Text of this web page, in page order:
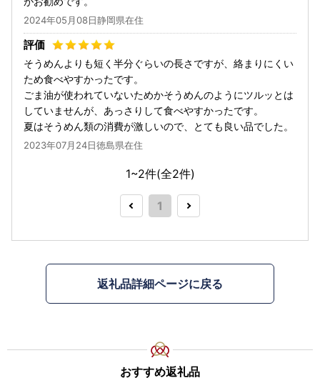
2024年05月08日静岡県在住
そうめんよりも短く半分ぐらいの長さですが、絡まりにくい
ため食べやすかったです。
ごま油が使われていないためかそうめんのようにツルッとは
していませんが、あっさりして食べやすかったです。
夏はそうめん類の消費が激しいので、とても良い品でした。
2023年07月24日徳島県在住
1~2件(全2件)
1
返礼品詳細ページに戻る
おすすめ返礼品